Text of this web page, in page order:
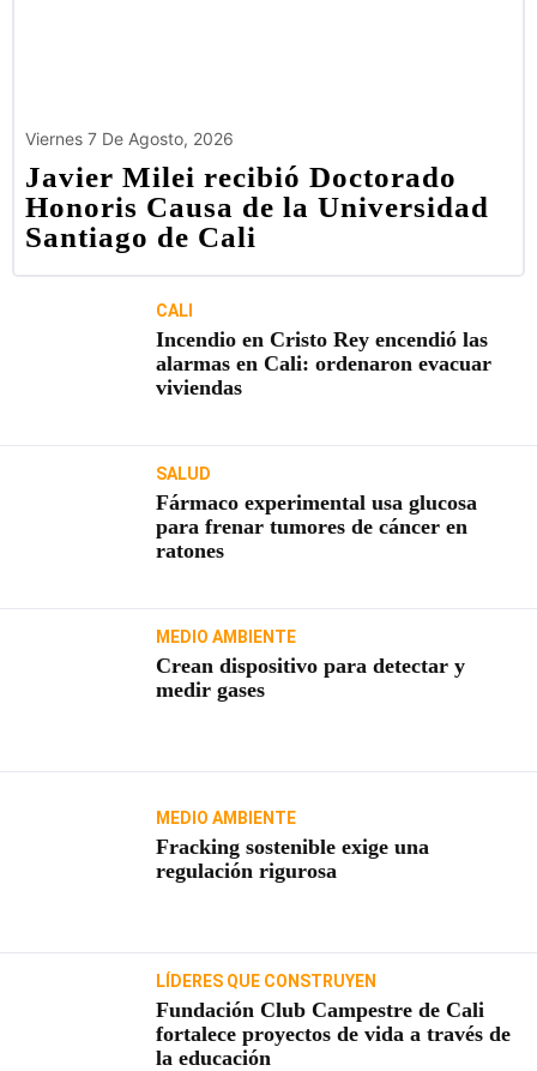
Viernes 7 De Agosto, 2026
Javier Milei recibió Doctorado
Honoris Causa de la Universidad
Santiago de Cali
CALI
Incendio en Cristo Rey encendió las
alarmas en Cali: ordenaron evacuar
viviendas
SALUD
Fármaco experimental usa glucosa
para frenar tumores de cáncer en
ratones
MEDIO AMBIENTE
Crean dispositivo para detectar y
medir gases
MEDIO AMBIENTE
Fracking sostenible exige una
regulación rigurosa
LÍDERES QUE CONSTRUYEN
Fundación Club Campestre de Cali
fortalece proyectos de vida a través de
la educación